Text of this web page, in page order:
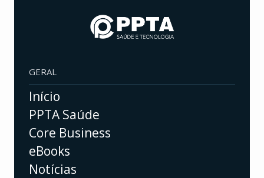
GERAL
Início
PPTA Saúde
Core Business
eBooks
Notícias